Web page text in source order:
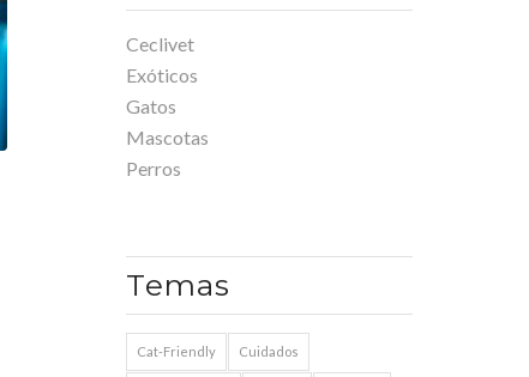
Ceclivet
Exóticos
Gatos
Mascotas
Perros
Temas
Cat-Friendly Cuidados